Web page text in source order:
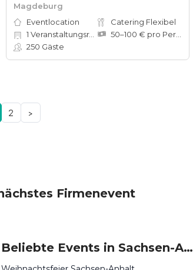
Magdeburg
Eventlocation
Catering Flexibel
1 Veranstaltungsräume
250 Gäste
2 >
Firmenevent
Beliebte Events in Sachsen-Anhalt